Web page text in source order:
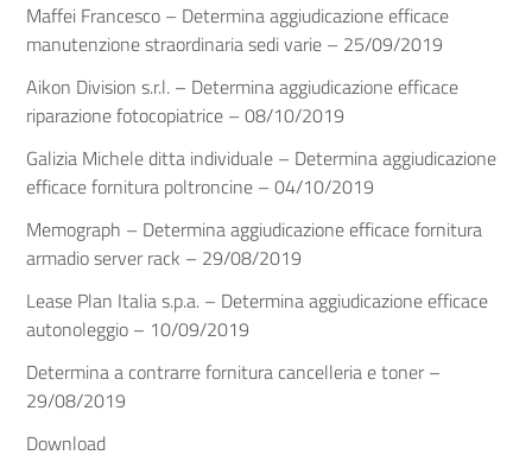
Maffei Francesco – Determina aggiudicazione efficace
manutenzione straordinaria sedi varie – 25/09/2019
Aikon Division s.r.l. – Determina aggiudicazione efficace
riparazione fotocopiatrice – 08/10/2019
Galizia Michele ditta individuale – Determina aggiudicazione
efficace fornitura poltroncine – 04/10/2019
Memograph – Determina aggiudicazione efficace fornitura
armadio server rack – 29/08/2019
Lease Plan Italia s.p.a. – Determina aggiudicazione efficace
autonoleggio – 10/09/2019
Determina a contrarre fornitura cancelleria e toner –
29/08/2019
Download